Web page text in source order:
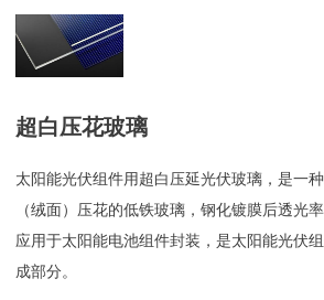
超白压花玻璃
太阳能光伏组件用超白压延光伏玻璃，是一
（绒面）压花的低铁玻璃，钢化镀膜后透光
应用于太阳能电池组件封装，是太阳能光伏
成部分。